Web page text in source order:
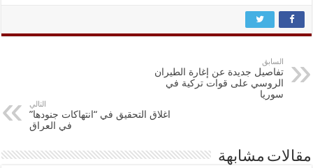
السابق
تفاصيل جديدة عن إغارة الطيران
الروسي على قوات تركية في
سوريا
التالي
اغلاق التحقيق في “انتهاكات جنودها”
في العراق
مقالات مشابهة